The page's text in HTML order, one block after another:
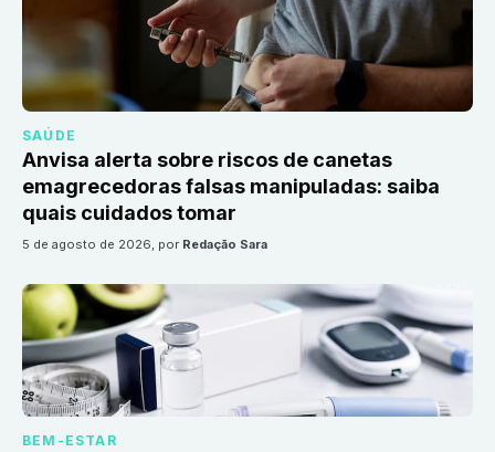
SAÚDE
Anvisa alerta sobre riscos de canetas
emagrecedoras falsas manipuladas: saiba
quais cuidados tomar
5 de agosto de 2026, por Redação Sara
BEM-ESTAR